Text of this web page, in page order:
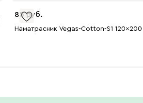
85
Наматрасник Vegas-Cotton-S1 120x200